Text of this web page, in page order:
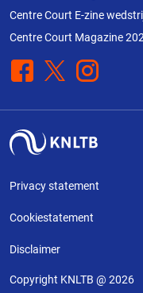
Centre Court E-zine
Centre Court Magazine
Facebook
X Instagram
Privacy statement
Cookiestatement
Disclaimer
Copyright KNLTB @ 2026